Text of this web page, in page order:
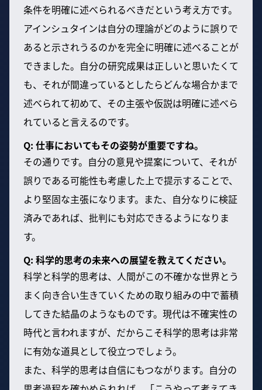
条件を明確に述べられるべきだという考え方です。
アインシュタインは自分の理論がどのように誤りで
あると示されうるのかを完全に明確に述べることが
できました。自分の研究成果は正しいと思いたくて
も、それが間違っているとしたらどんな場合かまで
述べられて初めて、その主張や仮説は明確に述べら
れていると言えるのです。
Q: 仕事においてもその姿勢が重要ですね。
その通りです。自分の意見や提案について、それが
誤りである可能性も考慮した上で提示することで、
より堅固な主張になります。また、自分なりに検証
済みであれば、批判にも対応できるようになりま
す。
Q: 科学的思考の未来への展望を教えてください。
科学と科学的思考は、人間がこの不確かな世界とう
まく向き合い生きていくための取り組みの中で蓄積
してきた結晶のようなものです。現代は不確実性の
時代と言われますが、だからこそ科学的思考は非常
に有効な道具として役立つでしょう。
また、科学的思考は自信にもつながります。自分の